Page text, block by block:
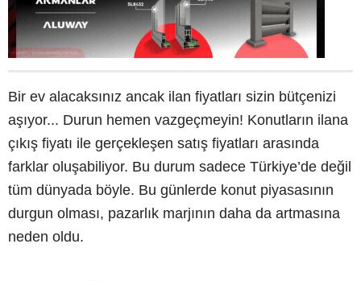
Bir ev alacaksınız ancak ilan fiyatları sizin bütçenizi
aşıyor... Durun hemen vazgeçmeyin! Konutların ilana
çıkış fiyatı ile gerçekleşen satış fiyatları arasında
farklar oluşabiliyor. Bu durum sadece Türkiye’de değil
tüm dünyada böyle. Bu günlerde konut piyasasının
durgun olması, pazarlık marjının daha da artmasına
neden oldu.